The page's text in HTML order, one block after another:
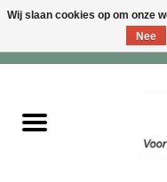
Zoet
Wij slaan cookies op om onze
Nee